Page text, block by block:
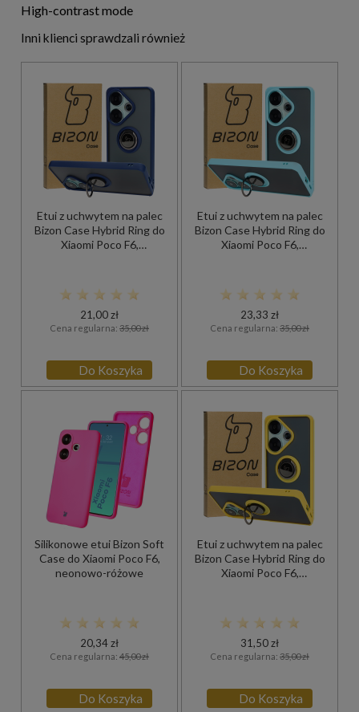
High-contrast mode
Inni klienci sprawdzali również
Etui z uchwytem na palec
Bizon Case Hybrid Ring do
Xiaomi Poco F6,
21,00 zł
Cena regularna: 35,00 zł
Do Koszyka
Etui z uchwytem na palec
Bizon Case Hybrid Ring do
Xiaomi Poco F6,
23,33 zł
Cena regularna: 35,00 zł
Do Koszyka
Silikonowe etui Bizon Soft
Case do Xiaomi Poco F6,
neonowo-różowe
20,34 zł
Cena regularna: 45,00 zł
Do Koszyka
Etui z uchwytem na palec
Bizon Case Hybrid Ring do
Xiaomi Poco F6,
31,50 zł
Cena regularna: 35,00 zł
Do Koszyka